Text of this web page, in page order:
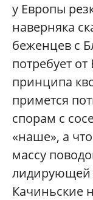
у Европы
наверняка
беженцев с
потребует
принципа
примется
спорам с
«наше», а
массу
лидирующей
Качиньские